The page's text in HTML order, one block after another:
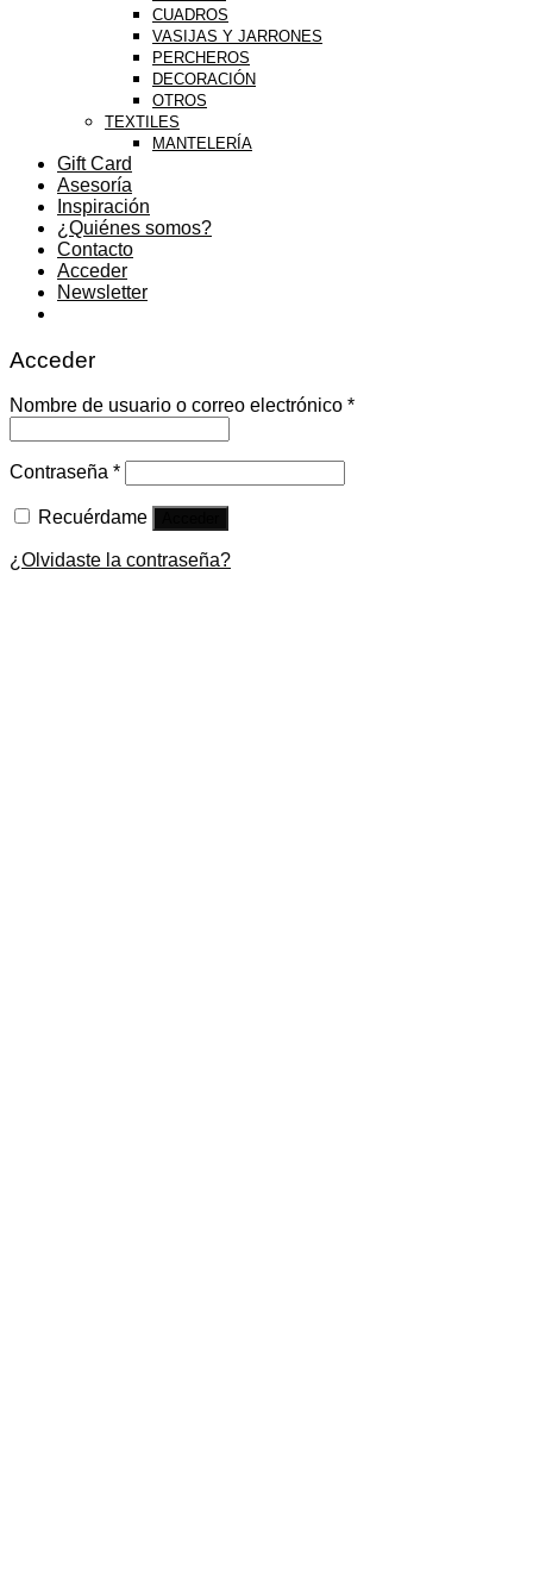
CUADROS
VASIJAS Y JARRONES
PERCHEROS
DECORACIÓN
OTROS
TEXTILES
MANTELERÍA
Gift Card
Asesoría
Inspiración
¿Quiénes somos?
Contacto
Acceder
Newsletter
Acceder
Nombre de usuario o correo electrónico *
Contraseña *
Recuérdame
¿Olvidaste la contraseña?